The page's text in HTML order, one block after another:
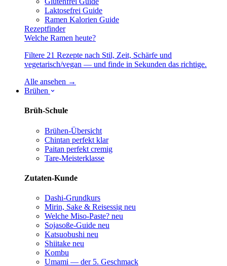
Laktosefrei Guide
Ramen Kalorien Guide
Rezeptfinder
Welche Ramen heute?
Filtere 21 Rezepte nach Stil, Zeit, Schärfe und
vegetarisch/vegan — und finde in Sekunden das richtige.
Alle ansehen →
Brühen
Brüh-Schule
Brühen-Übersicht
Chintan perfekt klar
Paitan perfekt cremig
Tare-Meisterklasse
Zutaten-Kunde
Dashi-Grundkurs
Mirin, Sake & Reisessig neu
Welche Miso-Paste? neu
Sojasoße-Guide neu
Katsuobushi neu
Shiitake neu
Kombu
Umami — der 5. Geschmack